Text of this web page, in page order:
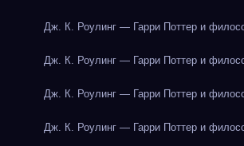
Дж. К. Роулинг — Гарри Поттер и
Дж. К. Роулинг — Гарри Поттер и
Дж. К. Роулинг — Гарри Поттер и
Дж. К. Роулинг — Гарри Поттер и